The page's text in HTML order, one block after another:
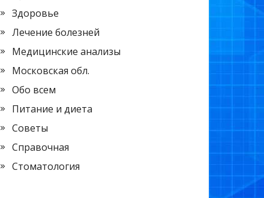
Здоровье
Лечение болезней
Медицинские анализы
Московская обл.
Обо всем
Питание и диета
Советы
Справочная
Стоматология